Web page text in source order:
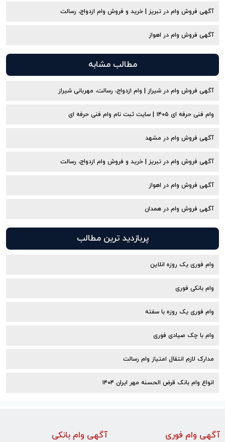
آگهی فروش وام در تبریز | خرید و فروش وام ازدواج، رسالت
آگهی فروش وام در اهواز
مطالب مشابه
آگهی فروش وام در شیراز | وام ازدواج، رسالت، مهربانی شیراز
وام فنی حرفه ای ۱۴۰۵ | سایت ثبت نام وام فنی حرفه ای
آگهی فروش وام در مشهد
آگهی فروش وام در تبریز | خرید و فروش وام ازدواج، رسالت
آگهی فروش وام در اهواز
آگهی فروش وام در همدان
پربازدید ترین مطالب
وام فوری یک روزه انلاین
وام بانکی فوری
وام فوری یک روزه با سفته
وام با‌ چک صیادی‌ فوری
مدارک لازم انتقال امتیاز وام رسالت
انواع وام بانک قرض الحسنه مهر ایران ۱۴۰۴
آگهی وام بانکی آگهی وام فوری